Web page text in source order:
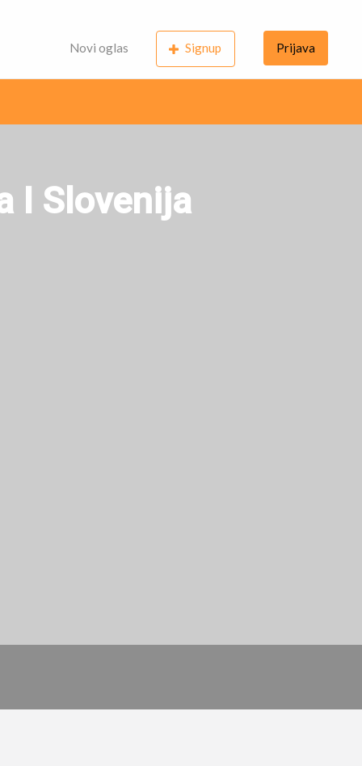
Novi oglas Signup Prijava
I Slovenija